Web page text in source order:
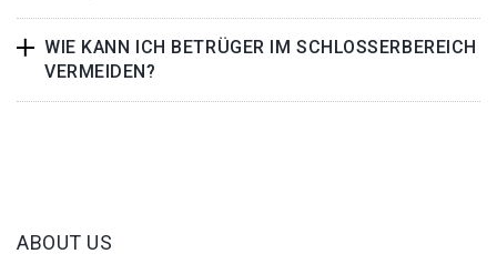
WIE KANN ICH BETRÜGER IM SCHLOSSERBEREICH
VERMEIDEN?
ABOUT US